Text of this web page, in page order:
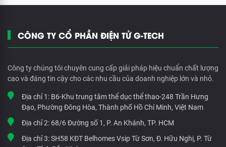
CÔNG TY CỔ PHẦN ĐIỆN TỬ G-TECH
Công ty chúng tôi chuyên cung cấp giải pháp hiệu chuẩn chất lượng
cao và đáng tin cậy cho các nhu cầu của doanh nghiệp lớn và nhỏ.
Địa chỉ 1: B6-Khu trung tâm thể dục thể thao-248 Trần Hưng
Đạo, Phường Đông Hòa, Thành phố Hồ Chí Minh, Việt Nam
Địa chỉ 2: 68/6 Đường số 1, P. An Khánh, TP. HCM
Địa chỉ 3:SH58 KĐT Belhomes Vsip Từ Sơn, Đ. Hữu Nghị, P. Từ